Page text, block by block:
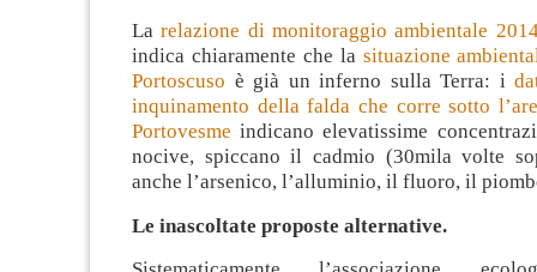
Larelazione di monitoraggio ambientale
indica chiaramente che la situazione
Portoscuso è già un inferno sulla Terra: i
inquinamento della falda che corre sotto
Portovesme indicano elevatissime
nocive, spiccano il cadmio (30mila volte
anche l’arsenico, l’alluminio, il fluoro, il
Le inascoltate proposte alternative.